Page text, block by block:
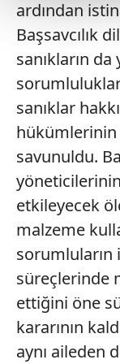
Her halükârda,
takdirde,
gösterilmeyecektir."
Sizlere daha iyi
Sitemizde
kullanılmaktadır.
verileriniz
toplumu
kullanılmaktadır.
kılınması ve
reklam/pazarlama
sınırlı olarak
Çerezlere ilişkin
vasıtasıyla
için Ayarlar
ardından
Başsavcılık
sanıkların
sanıklar
hükümlerinin
savunuldu.
yöneticilerinin
etkileyecek
malzeme
sorumluların
süreçlerinde
ettiğini öne
kararının
aynı aileden